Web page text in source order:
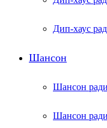
Дип-хаус
Шансон
Шансон
Шансон